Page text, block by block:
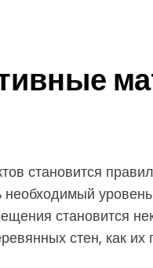
становится
становится
стен, как их